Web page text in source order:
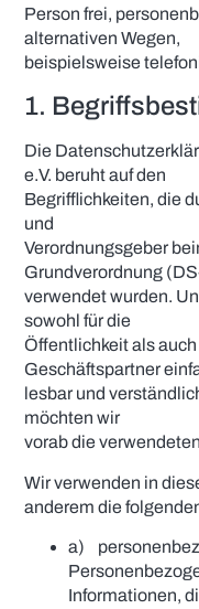
Person frei,
alternativen Wegen,
beispielsweise
1.
Die
e.V. beruht auf den
Begrifflichkeiten, die
und
Verordnungsgeber
Grundverordnung
verwendet wurden.
sowohl für die
Öffentlichkeit als
Geschäftspartner
lesbar und
möchten wir
vorab die
Wir verwenden in
anderem die
a)
Informationen,